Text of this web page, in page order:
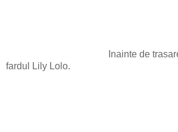
Inainte de trasarea
fardul Lily Lolo.